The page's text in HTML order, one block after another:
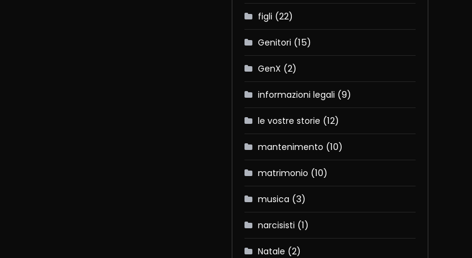
figli (22)
Genitori (15)
GenX (2)
informazioni legali (9)
le vostre storie (12)
mantenimento (10)
matrimonio (10)
musica (3)
narcisisti (1)
Natale (2)